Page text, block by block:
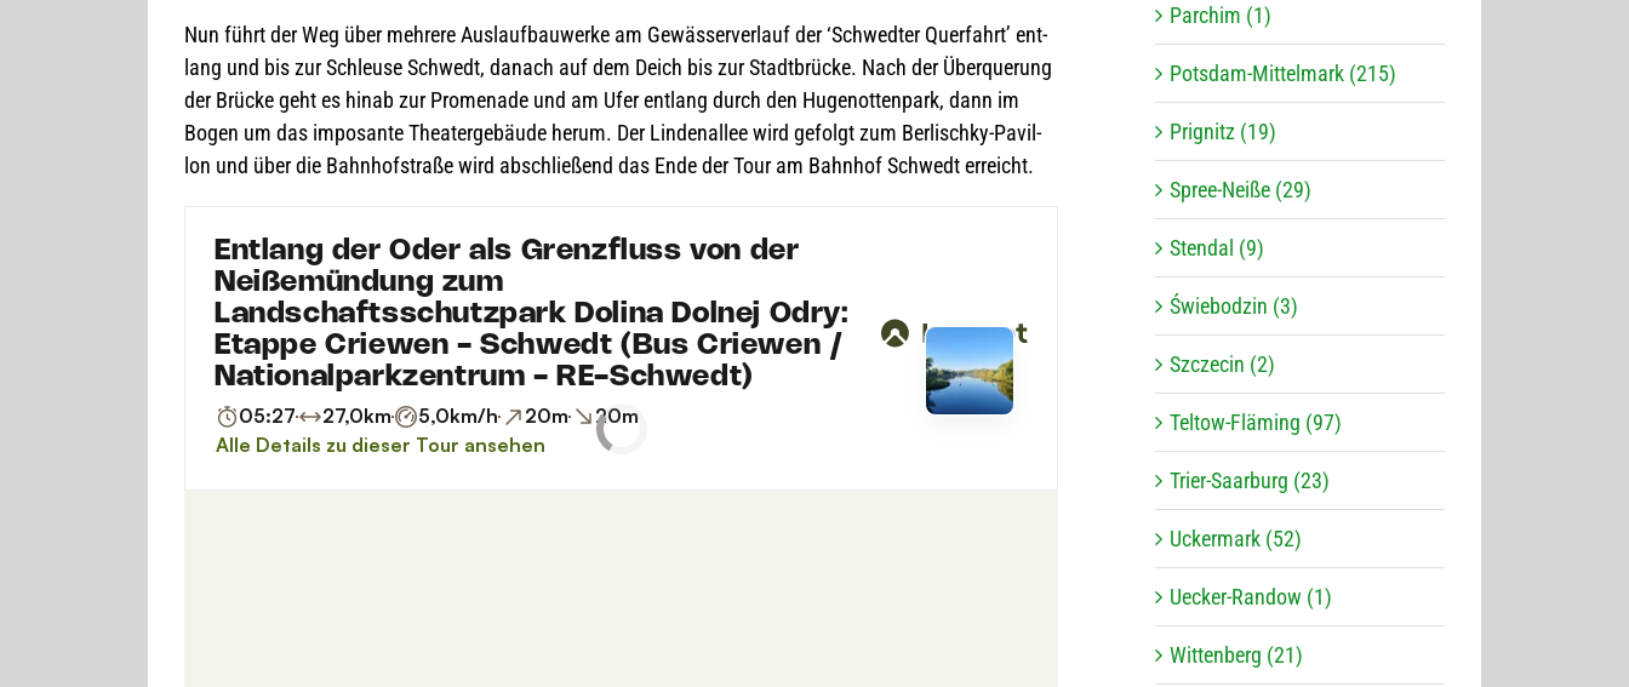
Nun führt der Weg über meh­rere Aus­lauf­bau­werke am Gewäs­ser­ver­lauf der ‘Schwed­ter Quer­fahrt’ ent­
lang und bis zur Schleuse Schwedt, danach auf dem Deich bis zur Stadt­brü­cke. Nach der Über­que­rung
der Brü­cke geht es hinab zur Pro­me­nade und am Ufer ent­lang durch den Huge­not­ten­park, dann im
Bogen um das impo­sante Thea­ter­ge­bäude herum. Der Lin­den­al­lee wird gefolgt zum Ber­lischky-Pavil­
lon und über die Bahn­hof­straße wird abschlie­ßend das Ende der Tour am Bahn­hof Schwedt erreicht.
Parchim (1)
Potsdam-Mittelmark (215)
Prignitz (19)
Spree-Neiße (29)
Stendal (9)
Świebodzin (3)
Szczecin (2)
Teltow-Fläming (97)
Trier-Saarburg (23)
Uckermark (52)
Uecker-Randow (1)
Wittenberg (21)